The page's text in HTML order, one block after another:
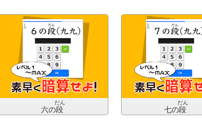
六の段
だん
七の段
だん